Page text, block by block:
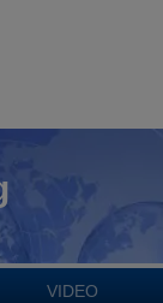
VIDEO